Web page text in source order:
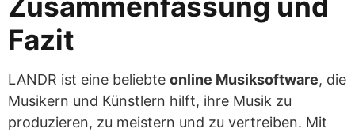
Fazit
LANDR ist eine beliebte online Musiksoftware, die
Musikern und Künstlern hilft, ihre Musik zu
produzieren, zu meistern und zu vertreiben. Mit